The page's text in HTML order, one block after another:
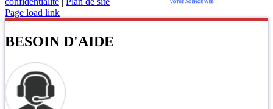
Page load link
BESOIN D'AIDE